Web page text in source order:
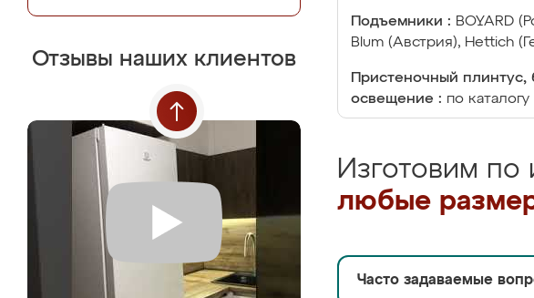
Отзывы наших клиентов
Подъемники : BOYARD
Blum (Австрия), Hettich
Пристеночный плинтус,
освещение : по каталогу
Изготовим по
любые
Часто задаваемые